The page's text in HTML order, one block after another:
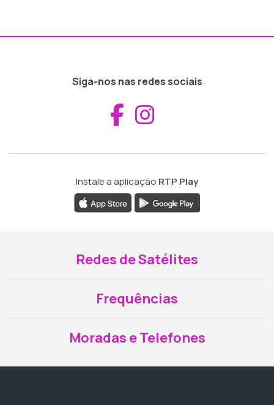
Siga-nos nas redes sociais
Aceder ao
Instale a aplicação RTP Play
Redes de Satélites
Frequências
Moradas e Telefones